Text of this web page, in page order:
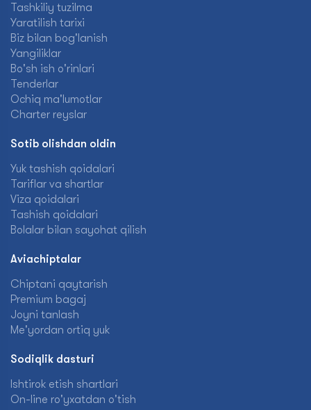
Tashkiliy tuzilma
Yaratilish tarixi
Biz bilan bog'lanish
Yangiliklar
Bo'sh ish o'rinlari
Tenderlar
Ochiq ma'lumotlar
Charter reyslar
Sotib olishdan oldin
Yuk tashish qoidalari
Tariflar va shartlar
Viza qoidalari
Tashish qoidalari
Bolalar bilan sayohat qilish
Aviachiptalar
Chiptani qaytarish
Premium bagaj
Joyni tanlash
Me'yordan ortiq yuk
Sodiqlik dasturi
Ishtirok etish shartlari
On-line ro'yxatdan o'tish